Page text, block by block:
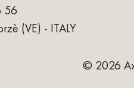
56
(VE) - ITALY
© 2026